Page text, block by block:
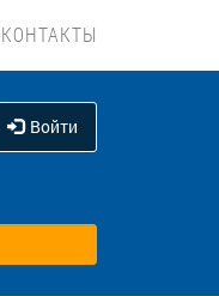
КОНТАКТЫ
Войти